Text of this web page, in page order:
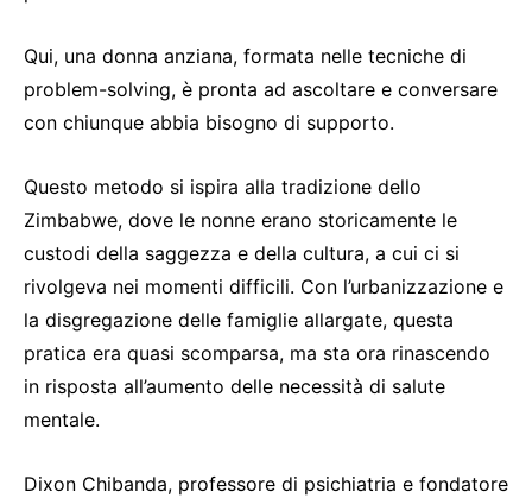
Qui, una donna anziana, formata nelle tecniche di
problem-solving, è pronta ad ascoltare e conversare
con chiunque abbia bisogno di supporto.
Questo metodo si ispira alla tradizione dello
Zimbabwe, dove le nonne erano storicamente le
custodi della saggezza e della cultura, a cui ci si
rivolgeva nei momenti difficili. Con l’urbanizzazione e
la disgregazione delle famiglie allargate, questa
pratica era quasi scomparsa, ma sta ora rinascendo
in risposta all’aumento delle necessità di salute
mentale.
Dixon Chibanda, professore di psichiatria e fondatore